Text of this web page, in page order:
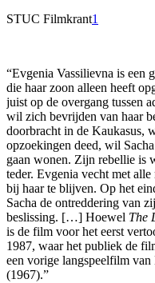
STUC Filmkrant1
“Evgenia Vassilievna is een
die haar zoon alleen heeft
juist op de overgang tussen
wil zich bevrijden van haar
doorbracht in de Kaukasus,
opzoekingen deed, wil
gaan wonen. Zijn rebellie is
teder. Evgenia vecht met
bij haar te blijven. Op het
Sacha de ontreddering van
beslissing. […] Hoewel The
is de film voor het eerst
1987, waar het publiek de
een vorige langspeelfilm
(1967).”